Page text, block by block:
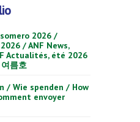
2026 /
/ ANF News,
Actualités, été 2026
름호
/ Wie spenden / How
envoyer